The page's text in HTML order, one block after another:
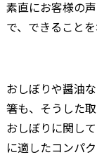
素直にお客様の
で、できること
おしぼりや醤油
箸も、そうした
おしぼりに関し
に適したコンパ